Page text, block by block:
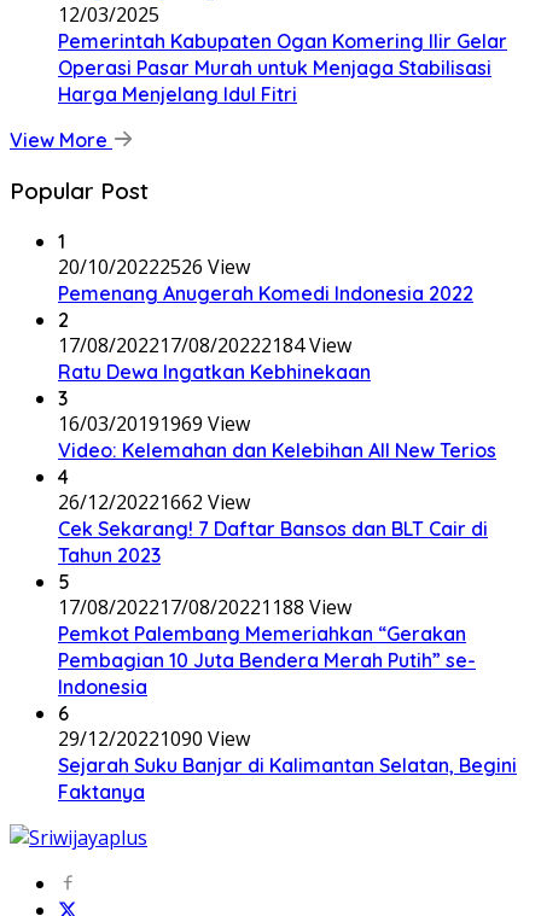
12/03/2025
Pemerintah Kabupaten Ogan Komering Ilir Gelar
Operasi Pasar Murah untuk Menjaga Stabilisasi
Harga Menjelang Idul Fitri
View More
Popular Post
1
20/10/20222526 View
Pemenang Anugerah Komedi Indonesia 2022
2
17/08/202217/08/20222184 View
Ratu Dewa Ingatkan Kebhinekaan
3
16/03/20191969 View
Video: Kelemahan dan Kelebihan All New Terios
4
26/12/20221662 View
Cek Sekarang! 7 Daftar Bansos dan BLT Cair di
Tahun 2023
5
17/08/202217/08/20221188 View
Pemkot Palembang Memeriahkan “Gerakan
Pembagian 10 Juta Bendera Merah Putih” se-
Indonesia
6
29/12/20221090 View
Sejarah Suku Banjar di Kalimantan Selatan, Begini
Faktanya